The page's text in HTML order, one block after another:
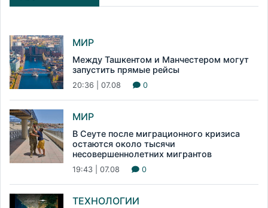
МИР
Между Ташкентом и Манчестером могут
запустить прямые рейсы
20:36 | 07.08 0
МИР
В Сеуте после миграционного кризиса
остаются около тысячи
несовершеннолетних мигрантов
19:43 | 07.08 0
ТЕХНОЛОГИИ